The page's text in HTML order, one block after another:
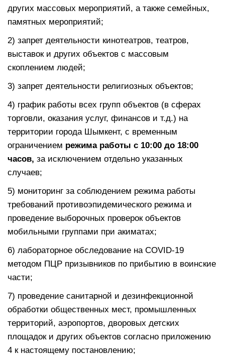
других массовых мероприятий, а также семейных,
памятных мероприятий;
2) запрет деятельности кинотеатров, театров,
выставок и других объектов с массовым
скоплением людей;
3) запрет деятельности религиозных объектов;
4) график работы всех групп объектов (в сферах
торговли, оказания услуг, финансов и т.д.) на
территории города Шымкент, с временным
ограничением режима работы с 10:00 до 18:00
часов, за исключением отдельно указанных
случаев;
5) мониторинг за соблюдением режима работы
требований противоэпидемического режима и
проведение выборочных проверок объектов
мобильными группами при акиматах;
6) лабораторное обследование на COVID-19
методом ПЦР призывников по прибытию в воинские
части;
7) проведение санитарной и дезинфекционной
обработки общественных мест, промышленных
территорий, аэропортов, дворовых детских
площадок и других объектов согласно приложению
4 к настоящему постановлению;